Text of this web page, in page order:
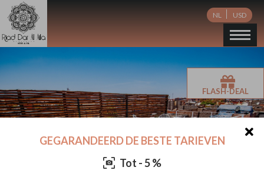
FLASH-DEAL
GEGARANDEERD DE BESTE TARIEVEN
Tot - 5 %
NL USD